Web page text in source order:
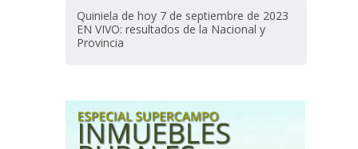
Quiniela de hoy 7 de septiembre de 2023
EN VIVO: resultados de la Nacional y
Provincia